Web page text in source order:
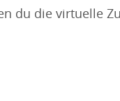
du die virtuelle